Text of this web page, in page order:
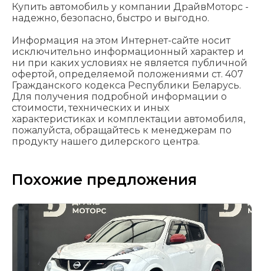
Купить автомобиль у компании ДрайвМоторс -
надежно, безопасно, быстро и выгодно.
Информация на этом Интернет-сайте носит
исключительно информационный характер и
ни при каких условиях не является публичной
офертой, определяемой положениями cт. 407
Гражданского кодекса Республики Беларусь.
Для получения подробной информации о
стоимости, технических и иных
характеристиках и комплектации автомобиля,
пожалуйста, обращайтесь к менеджерам по
продукту нашего дилерского центра.
Похожие предложения